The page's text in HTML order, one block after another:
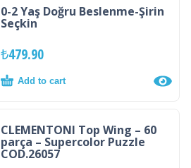
0-2 Yaş Doğru Beslenme-Şirin
Seçkin
₺479.90
Add to cart
CLEMENTONI Top Wing – 60
parça – Supercolor Puzzle
COD.26057